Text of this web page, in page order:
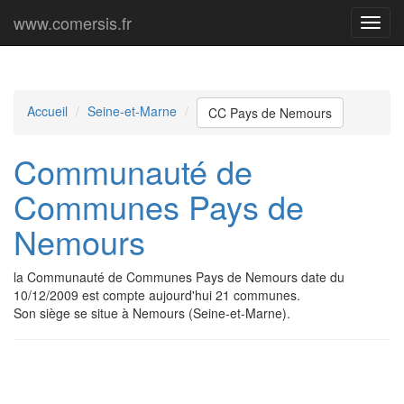
Menu
www.comersis.fr
Accueil Seine-et-Marne CC Pays de Nemours
Communauté de
Communes Pays de
Nemours
la Communauté de Communes Pays de Nemours date du
10/12/2009 est compte aujourd'hui 21 communes.
Son siège se situe à Nemours (Seine-et-Marne).